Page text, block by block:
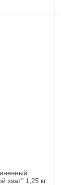
цветной 3 HANDLE "Тройной хват" 1,25 кг